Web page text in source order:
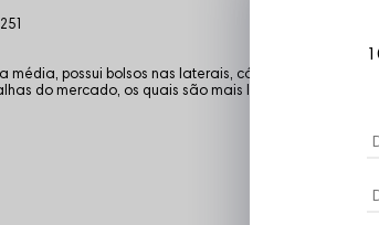
possui bolsos nas laterais, cós com elástico e
do mercado, os quais são mais leves e macias,